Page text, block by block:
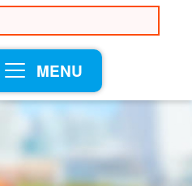
MENU